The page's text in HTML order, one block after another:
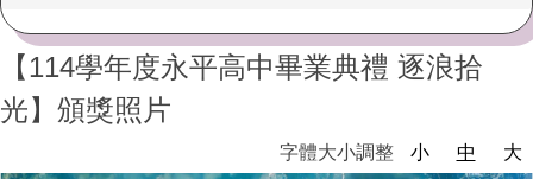
【114學年度永平高中畢業典禮 逐浪拾
光】頒獎照片
字體大小調整 小 中 大